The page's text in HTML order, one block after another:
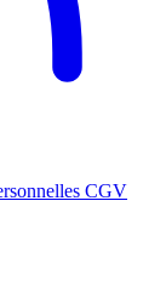
CGV